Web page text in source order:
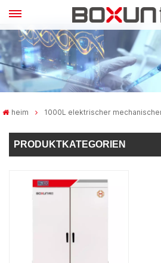
heim 1000L elektrischer
PRODUKTKATEGORIEN